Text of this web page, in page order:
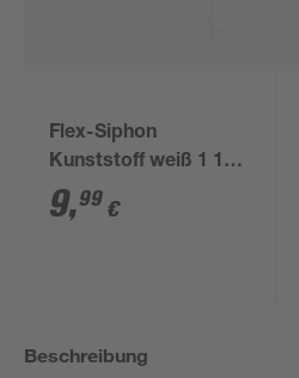
Flex-Siphon
Kunststoff weiß 1 1/2'
x 40/50 mm
9,99 €
Beschreibung